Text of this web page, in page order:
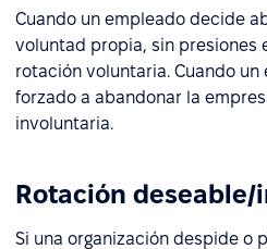
Cuando un empleado decide
voluntad propia, sin presiones
rotación voluntaria. Cuando
forzado a abandonar la
involuntaria.
Rotación deseable/
Si una organización despide o